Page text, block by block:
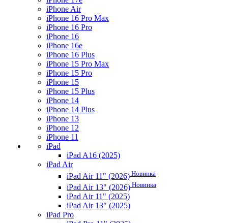
iPhone Air
iPhone 16 Pro Max
iPhone 16 Pro
iPhone 16
iPhone 16e
iPhone 16 Plus
iPhone 15 Pro Max
iPhone 15 Pro
iPhone 15
iPhone 15 Plus
iPhone 14
iPhone 14 Plus
iPhone 13
iPhone 12
iPhone 11
iPad
iPad A16 (2025)
iPad Air
iPad Air 11" (2026) Новинка
iPad Air 13" (2026) Новинка
iPad Air 11" (2025)
iPad Air 13" (2025)
iPad Pro